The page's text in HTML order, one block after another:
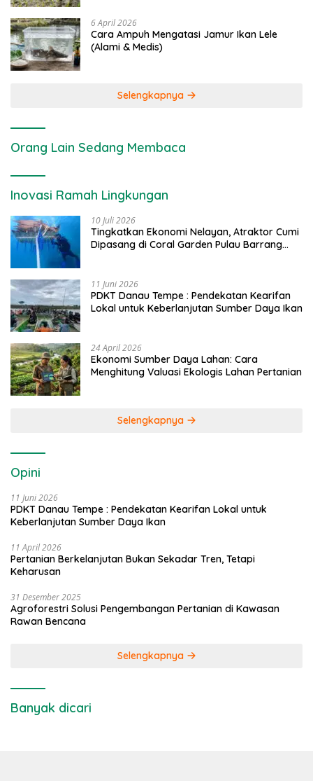
6 April 2026
Cara Ampuh Mengatasi Jamur Ikan Lele
(Alami & Medis)
Selengkapnya
Orang Lain Sedang Membaca
Inovasi Ramah Lingkungan
10 Juli 2026
Tingkatkan Ekonomi Nelayan, Atraktor Cumi
Dipasang di Coral Garden Pulau Barrang
11 Juni 2026
PDKT Danau Tempe : Pendekatan Kearifan
Lokal untuk Keberlanjutan Sumber Daya Ikan
24 April 2026
Ekonomi Sumber Daya Lahan: Cara
Menghitung Valuasi Ekologis Lahan Pertanian
Selengkapnya
Opini
11 Juni 2026
PDKT Danau Tempe : Pendekatan Kearifan Lokal untuk
Keberlanjutan Sumber Daya Ikan
11 April 2026
Pertanian Berkelanjutan Bukan Sekadar Tren, Tetapi
Keharusan
31 Desember 2025
Agroforestri Solusi Pengembangan Pertanian di Kawasan
Rawan Bencana
Selengkapnya
Banyak dicari